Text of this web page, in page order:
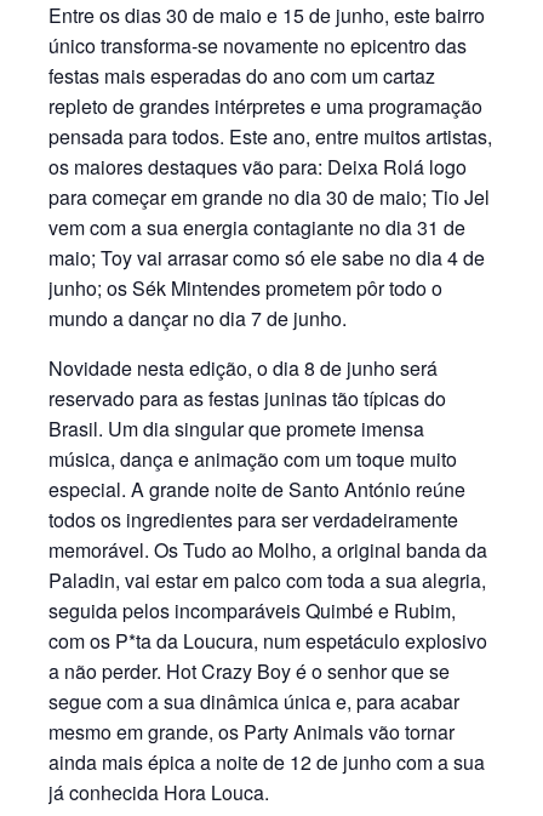
Entre os dias 30 de maio e 15 de junho, este bairro
único transforma-se novamente no epicentro das
festas mais esperadas do ano com um cartaz
repleto de grandes intérpretes e uma programação
pensada para todos. Este ano, entre muitos artistas,
os maiores destaques vão para: Deixa Rolá logo
para começar em grande no dia 30 de maio; Tio Jel
vem com a sua energia contagiante no dia 31 de
maio; Toy vai arrasar como só ele sabe no dia 4 de
junho; os Sék Mintendes prometem pôr todo o
mundo a dançar no dia 7 de junho.
Novidade nesta edição, o dia 8 de junho será
reservado para as festas juninas tão típicas do
Brasil. Um dia singular que promete imensa
música, dança e animação com um toque muito
especial. A grande noite de Santo António reúne
todos os ingredientes para ser verdadeiramente
memorável. Os Tudo ao Molho, a original banda da
Paladin, vai estar em palco com toda a sua alegria,
seguida pelos incomparáveis Quimbé e Rubim,
com os P*ta da Loucura, num espetáculo explosivo
a não perder. Hot Crazy Boy é o senhor que se
segue com a sua dinâmica única e, para acabar
mesmo em grande, os Party Animals vão tornar
ainda mais épica a noite de 12 de junho com a sua
já conhecida Hora Louca.